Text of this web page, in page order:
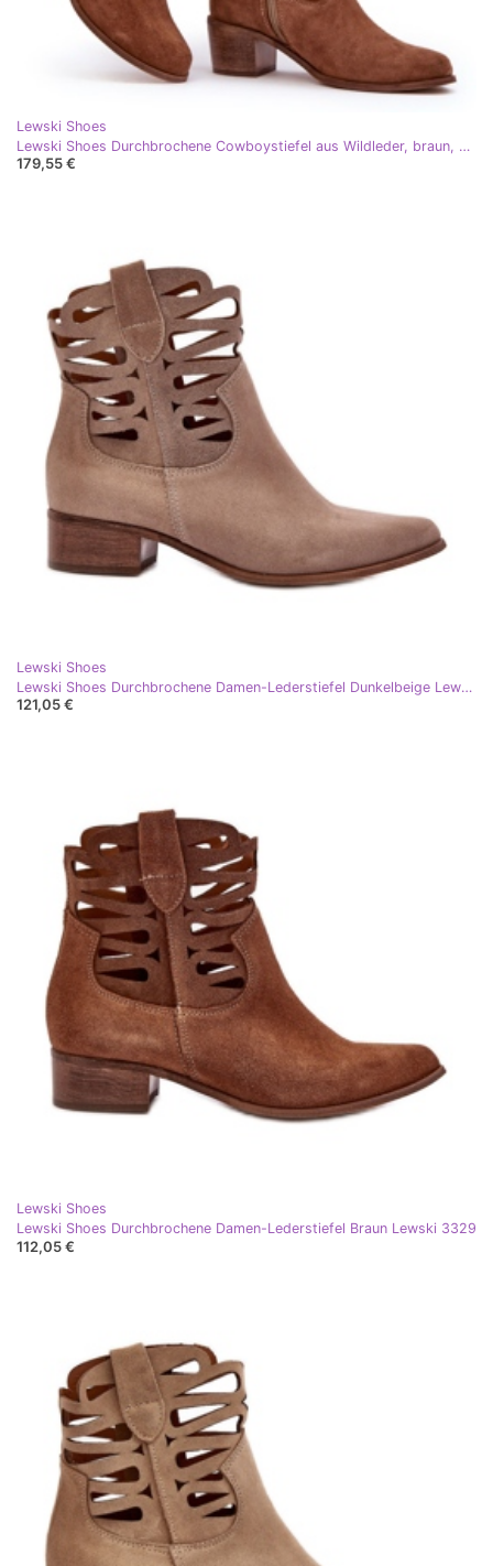
Lewski Shoes
Lewski Shoes Durchbrochene Cowboystiefel aus Wildleder, braun, Lewski 3320
179,55 €
Lewski Shoes
Lewski Shoes Durchbrochene Damen-Lederstiefel Dunkelbeige Lewski 3329
121,05 €
Lewski Shoes
Lewski Shoes Durchbrochene Damen-Lederstiefel Braun Lewski 3329
112,05 €